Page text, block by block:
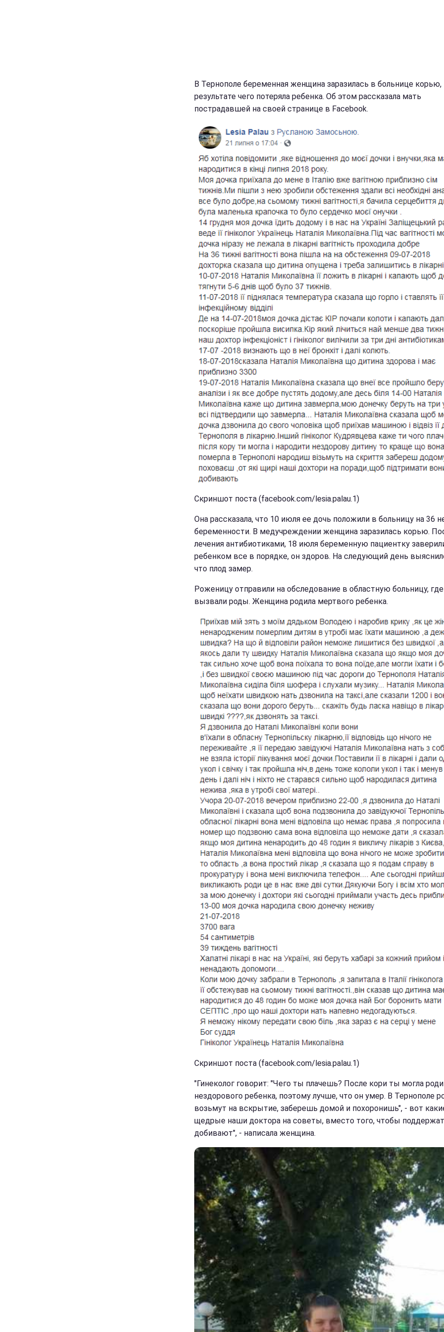
В Тернополе беременная женщина заразилась в больнице корью,
результате чего потеряла ребенка. Об этом рассказала мать
пострадавшей на своей странице в Facebook.
Скриншот поста (facebook.com/lesia.palau.1)
Она рассказала, что 10 июля ее дочь положили в больницу на 36
беременности. В медучреждении женщина заразилась корью.
лечения антибиотиками, 18 июля беременную пациентку
ребенком все в порядке, он здоров. На следующий день
что плод замер.
Роженицу отправили на обследование в областную больницу,
вызвали роды. Женщина родила мертвого ребенка.
Скриншот поста (facebook.com/lesia.palau.1)
"Гинеколог говорит: "Чего ты плачешь? После кори ты могла
нездорового ребенка, поэтому лучше, что он умер. В Тернополе
возьмут на вскрытие, заберешь домой и похоронишь", - вот
щедрые наши доктора на советы, вместо того, чтобы
добивают", - написала женщина.